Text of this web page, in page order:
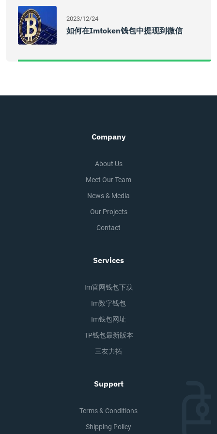
2023/12/24
如何在imtoken钱包中提现到微信
Company
About Us
Meet Our Team
News & Media
Our Projects
Contact
Services
Im官网钱包下载
Im数字钱包
Im钱包网址
TP钱包最新版本
三友力拓
Support
Terms & Conditions
Shipping Policy